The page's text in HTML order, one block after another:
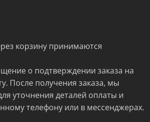
корзину принимаются
о подтверждении заказа на
После получения заказа, мы
уточнения деталей оплаты и
телефону или в мессенджерах.